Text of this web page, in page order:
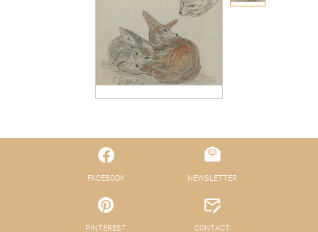
FACEBOOK
PINTEREST
NEWSLETTER
CONTACT